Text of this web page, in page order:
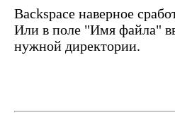
Backspace наверное
Или в поле "Имя файла"
нужной директории.